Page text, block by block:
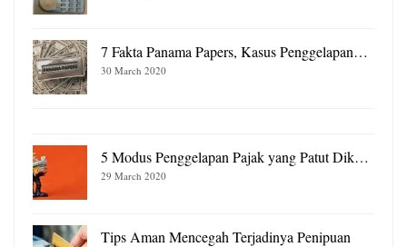
7 Fakta Panama Papers, Kasus Penggelapan…
30 March 2020
5 Modus Penggelapan Pajak yang Patut Dik…
29 March 2020
Tips Aman Mencegah Terjadinya Penipuan